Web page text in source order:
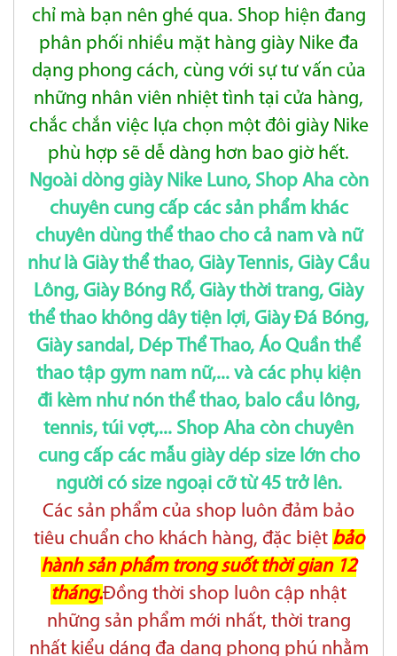
chỉ mà bạn nên ghé qua. Shop hiện đang
phân phối nhiều mặt hàng giày Nike đa
dạng phong cách, cùng với sự tư vấn của
những nhân viên nhiệt tình tại cửa hàng,
chắc chắn việc lựa chọn một đôi giày Nike
phù hợp sẽ dễ dàng hơn bao giờ hết.
Ngoài dòng giày Nike Luno, Shop Aha còn
chuyên cung cấp các sản phẩm khác
chuyên dùng thể thao cho cả nam và nữ
như là Giày thể thao, Giày Tennis, Giày Cầu
Lông, Giày Bóng Rổ, Giày thời trang, Giày
thể thao không dây tiện lợi, Giày Đá Bóng,
Giày sandal, Dép Thể Thao, Áo Quần thể
thao tập gym nam nữ,... và các phụ kiện
đi kèm như nón thể thao, balo cầu lông,
tennis, túi vợt,... Shop Aha còn chuyên
cung cấp các mẫu giày dép size lớn cho
người có size ngoại cỡ từ 45 trở lên.
Các sản phẩm của shop luôn đảm bảo
tiêu chuẩn cho khách hàng, đặc biệt bảo
hành sản phẩm trong suốt thời gian 12
tháng.Đồng thời shop luôn cập nhật
những sản phẩm mới nhất, thời trang
nhất kiểu dáng đa dạng phong phú nhằm